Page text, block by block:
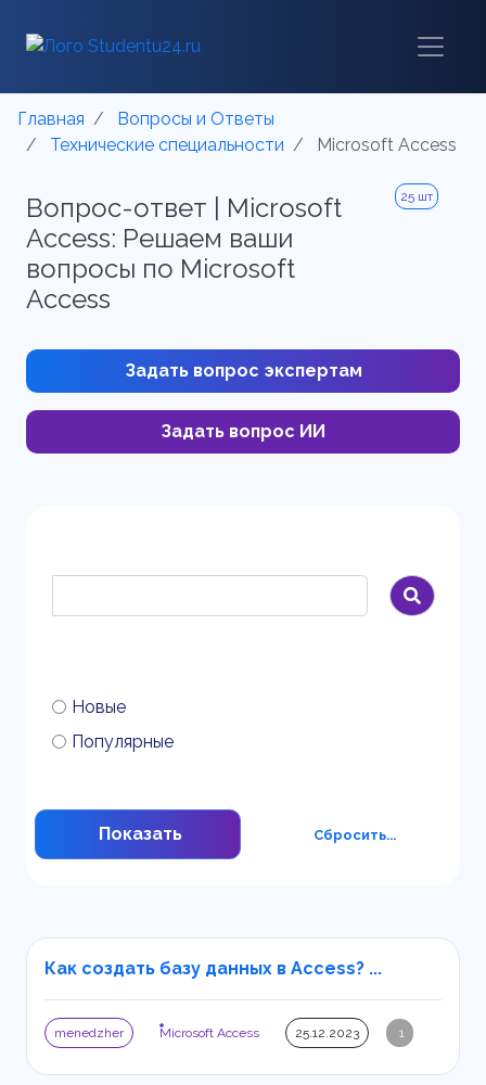
Главная
Вопросы и Ответы
Технические специальности
Microsoft Access
Вопрос-ответ | Microsoft
Access: Решаем ваши
вопросы по Microsoft
Access
25 шт
Задать вопрос экспертам
Задать вопрос ИИ
Новые
Популярные
Показать Сбросить...
Как создать базу данных в Access? ...
menedzher Microsoft Access 25.12.2023 1